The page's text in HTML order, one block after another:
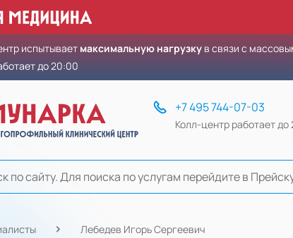
испытывает максимальную нагрузку в связи с
до 20:00
+7 495 744-07-03
Колл-центр работает до
Лебедев Игорь Сергеевич